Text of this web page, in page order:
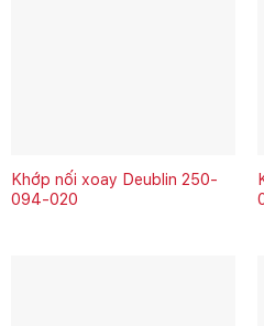
Khớp nối xoay Deublin 250-
094-020